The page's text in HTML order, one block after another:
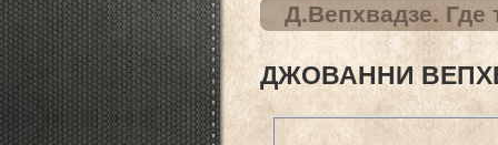
Д.Вепхвадзе. Где
ДЖОВАННИ